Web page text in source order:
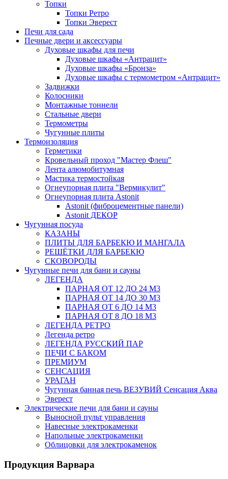
Топки
Топки Ретро
Топки Эверест
Печи для сада
Печные двери и аксессуары
Духовые шкафы для печи
Духовые шкафы «Антрацит»
Духовые шкафы «Бронза»
Духовые шкафы с термометром «Антрацит»
Задвижки
Колосники
Монтажные тоннели
Стальные двери
Термометры
Чугунные плиты
Термоизоляция
Герметики
Кровельный проход "Мастер Флеш"
Лента алюмобитумная
Мастика термостойкая
Огнеупорная плита "Вермикулит"
Огнеупорная плита Astonit
Astonit (фиброцементные панели)
Astonit ДЕКОР
Чугунная посуда
КАЗАНЫ
ПЛИТЫ ДЛЯ БАРБЕКЮ И МАНГАЛА
РЕШЁТКИ ДЛЯ БАРБЕКЮ
СКОВОРОДЫ
Чугунные печи для бани и сауны
ЛЕГЕНДА
ПАРНАЯ ОТ 12 ДО 24 М3
ПАРНАЯ ОТ 14 ДО 30 М3
ПАРНАЯ ОТ 6 ДО 14 М3
ПАРНАЯ ОТ 8 ДО 18 М3
ЛЕГЕНДА РЕТРО
Легенда ретро
ЛЕГЕНДА РУССКИЙ ПАР
ПЕЧИ С БАКОМ
ПРЕМИУМ
СЕНСАЦИЯ
УРАГАН
Чугунная банная печь ВЕЗУВИЙ Сенсация Аква
Эверест
Электрические печи для бани и сауны
Выносной пульт управления
Навесные электрокаменки
Напольные электрокаменки
Облицовки для электрокаменок
Продукция Варвара